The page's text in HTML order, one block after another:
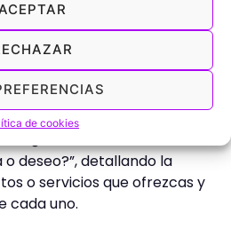
de cookies
del negocio y
el qué, cómo y a
deseo?”, detallando la
o servicios que ofrezcas y
cada uno.